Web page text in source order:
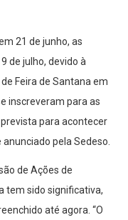
21 de junho, as
de julho, devido à
Feira de Santana em
inscreveram para as
para acontecer
pela Sedeso.
de Ações de
tem sido significativa,
até agora. “O